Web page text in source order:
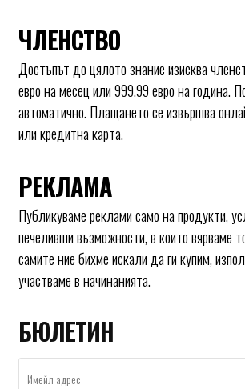
ЧЛЕНСТВО
Достъпът до цялото знание изисква
евро на месец или 999.99 евро на година.
автоматично. Плащането се извършва
или кредитна карта.
РЕКЛАМА
Публикуваме реклами само на продукти,
печеливши възможности, в които вярваме
самите ние бихме искали да ги купим,
участваме в начинанията.
БЮЛЕТИН